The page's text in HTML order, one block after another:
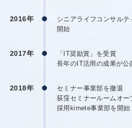
2016年
シニアライフコンサルテ
開始
2017年
「IT奨励賞」を受賞
長年のIT活用の成果が公
2018年
セミナー事業部を撤退
荻窪セミナールームオー
採用kimete事業部を開始